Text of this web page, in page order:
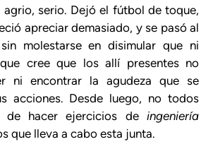
agrio, serio. Dejó el fútbol de toque,
apreciar demasiado, y se pasó al
molestarse en disimular que ni
cree que los allí presentes no
ni encontrar la agudeza que se
acciones. Desde luego, no todos
de hacer ejercicios de ingeniería
que lleva a cabo esta junta.